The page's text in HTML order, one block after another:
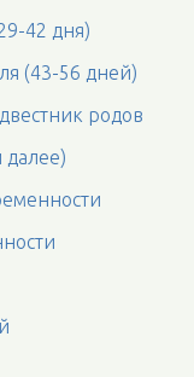
42 дня)
(43-56 дней)
родов
далее)